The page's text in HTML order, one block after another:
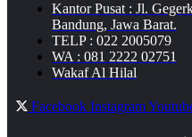
Kantor Pusat : Jl.
Bandung, Jawa Barat.
TELP : 022 2005079
WA : 081 2222 02751
Wakaf Al Hilal
Facebook Instagram